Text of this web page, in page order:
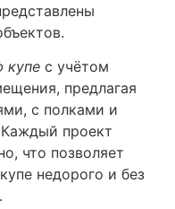
купе с учётом
предлагая
с полками и
проект
что позволяет
недорого и без